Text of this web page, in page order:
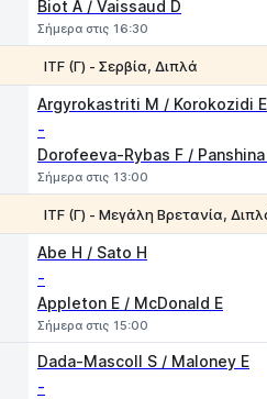
Biot A / Vaissaud D
Σήμερα στις 16:30
ITF (Γ) - Σερβία, Διπλά
Argyrokastriti M / Korokozidi E
-
Dorofeeva-Rybas F /
Σήμερα στις 13:00
ΙTF (Γ) - Μεγάλη Βρετανία,
Abe H / Sato H
-
Appleton E / McDonald E
Σήμερα στις 15:00
Dada-Mascoll S / Maloney E
-